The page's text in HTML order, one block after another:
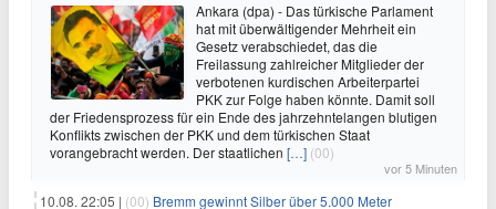
Ankara (dpa) - Das türkische Parlament
hat mit überwältigender Mehrheit ein
Gesetz verabschiedet, das die
Freilassung zahlreicher Mitglieder der
verbotenen kurdischen Arbeiterpartei
PKK zur Folge haben könnte. Damit soll
der Friedensprozess für ein Ende des jahrzehntelangen blutigen
Konflikts zwischen der PKK und dem türkischen Staat
vorangebracht werden. Der staatlichen […] (00)
vor 5 Minuten
10.08. 22:05 | (00) Bremm gewinnt Silber über 5.000 Meter